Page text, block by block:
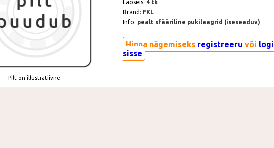
Pilt on illustratiivne
Laoseis: 4 tk
Brand: FKL
Info: pealt sfääriline pukilaagrid (iseseaduv)
Hinna nägemiseks registreeru või logi
sisse